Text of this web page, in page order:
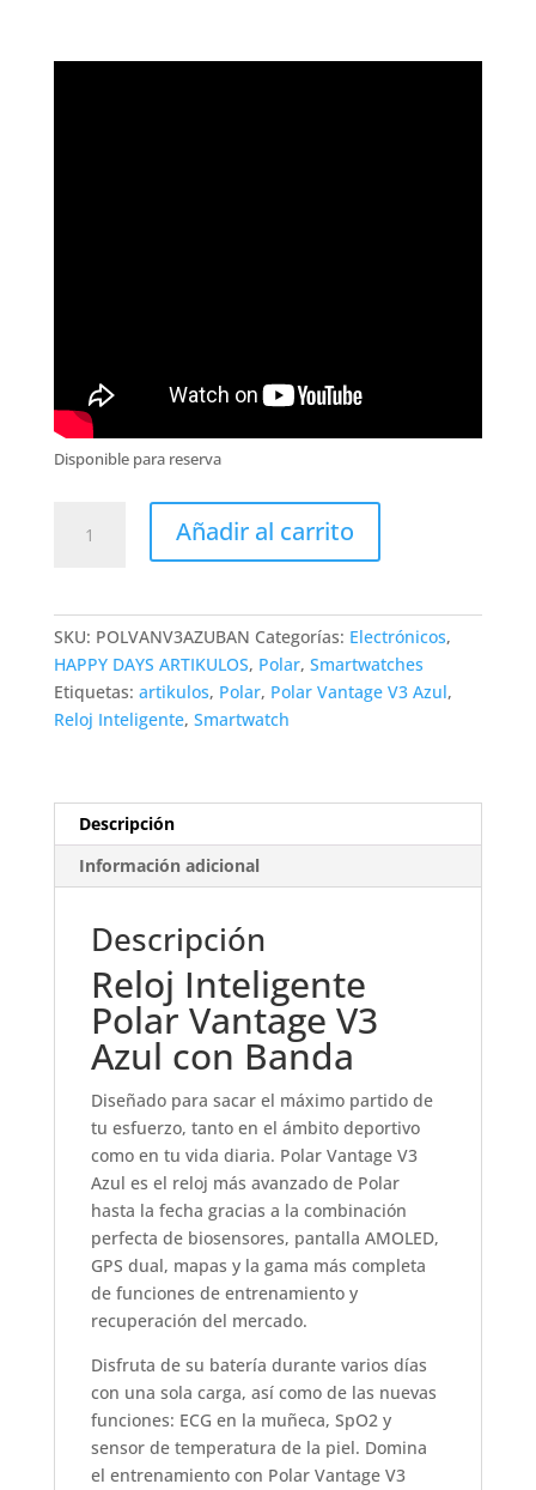
Disponible para reserva
Inteligente
con
Banda
cantidad
Añadir al carrito
SKU: POLVANV3AZUBAN Categorías: Electrónicos,
HAPPY DAYS ARTIKULOS, Polar, Smartwatches
Etiquetas: artikulos, Polar, Polar Vantage V3 Azul,
Reloj Inteligente, Smartwatch
Descripción
Información adicional
Descripción
Reloj Inteligente
Polar Vantage V3
Azul con Banda
Diseñado para sacar el máximo partido de
tu esfuerzo, tanto en el ámbito deportivo
como en tu vida diaria. Polar Vantage V3
Azul es el reloj más avanzado de Polar
hasta la fecha gracias a la combinación
perfecta de biosensores, pantalla AMOLED,
GPS dual, mapas y la gama más completa
de funciones de entrenamiento y
recuperación del mercado.
Disfruta de su batería durante varios días
con una sola carga, así como de las nuevas
funciones: ECG en la muñeca, SpO2 y
sensor de temperatura de la piel. Domina
el entrenamiento con Polar Vantage V3